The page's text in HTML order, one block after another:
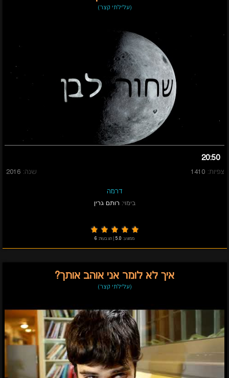
(עלילתי קצר)
20:50
צפיות: 1410 שנה: 2016
דרמה
בימוי: רותם גרין
ממוצע: 5.0 הצבעות: 6
איך לא לומר אני אוהב אותך?
(עלילתי קצר)